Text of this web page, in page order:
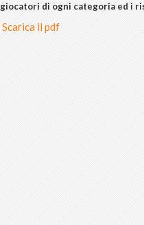
giocatori di ogni categoria ed i
Scarica il pdf